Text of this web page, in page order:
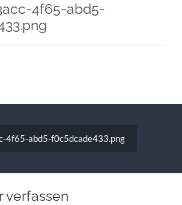
4f65-abd5-
4f65-abd5-f0c5dcade433.png
verfassen